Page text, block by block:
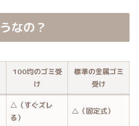
なの？
100均のゴミ受
け
標準の金属ゴミ
受け
△（すぐズレ
る）
△（固定式）